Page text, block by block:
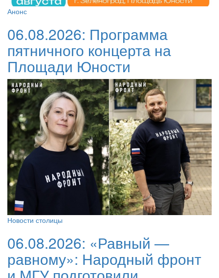
Анонс
06.08.2026: Программа
пятничного концерта на
Площади Юности
Новости столицы
06.08.2026: «Равный —
равному»: Народный фронт